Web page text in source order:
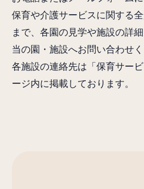
保育や介護サービスに関する
まで、各園の見学や施設の詳
当の園・施設へお問い合わせく
各施設の連絡先は「保育サー
ージ内に掲載しております。